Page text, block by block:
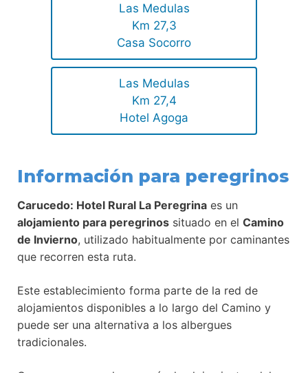
Las Medulas
Km 27,3
Casa Socorro
Las Medulas
Km 27,4
Hotel Agoga
Información para peregrinos
Carucedo: Hotel Rural La Peregrina es un
alojamiento para peregrinos situado en el Camino
de Invierno, utilizado habitualmente por caminantes
que recorren esta ruta.
Este establecimiento forma parte de la red de
alojamientos disponibles a lo largo del Camino y
puede ser una alternativa a los albergues
tradicionales.